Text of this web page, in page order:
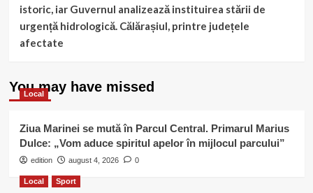
istoric, iar Guvernul analizează instituirea stării de
urgență hidrologică. Călărașiul, printre județele
afectate
You may have missed
Local
Ziua Marinei se mută în Parcul Central. Primarul Marius
Dulce: „Vom aduce spiritul apelor în mijlocul parcului”
edition august 4, 2026 0
Local Sport